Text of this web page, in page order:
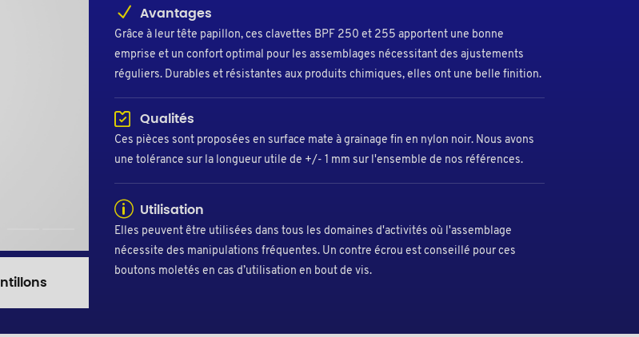
Avantages
Grâce à leur tête papillon, ces clavettes BPF 250 et 255 apportent une bonne
emprise et un confort optimal pour les assemblages nécessitant des ajustements
réguliers. Durables et résistantes aux produits chimiques, elles ont une belle finition.
Qualités
Ces pièces sont proposées en surface mate à grainage fin en nylon noir. Nous avons
une tolérance sur la longueur utile de +/- 1 mm sur l'ensemble de nos références.
Utilisation
Elles peuvent être utilisées dans tous les domaines d'activités où l'assemblage
nécessite des manipulations fréquentes. Un contre écrou est conseillé pour ces
boutons moletés en cas d’utilisation en bout de vis.